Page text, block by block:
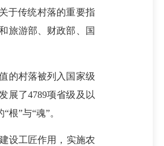
于传统村落的重要指
旅游部、财政部、国
的村落被列入国家级
展了4789项省级及以
”与“魂”。
设工匠作用，实施农